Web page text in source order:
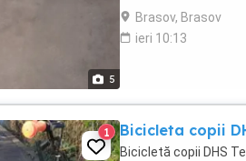
5
acceleratie,gen
Brasov, Brasov
ieri 10:13
1 Bicicleta copii
Bicicletă copii DHS